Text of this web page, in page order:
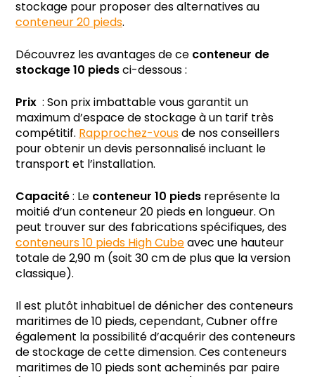
stockage pour proposer des alternatives au
conteneur 20 pieds.
Découvrez les avantages de ceconteneur de
stockage 10 piedsci-dessous :
Prix : Son prix imbattable vous garantit un
maximum d’espace de stockage à un tarif très
compétitif.Rapprochez-vousde nos conseillers
pour obtenir un devis personnalisé incluant le
transport et l’installation.
Capacité: Leconteneur 10 piedsreprésente la
moitié d’un conteneur 20 pieds en longueur. On
peut trouver sur des fabrications spécifiques, des
conteneurs 10 pieds High Cubeavec une hauteur
totale de 2,90 m (soit 30 cm de plus que la version
classique).
Il est plutôt inhabituel de dénicher des conteneurs
maritimes de 10 pieds, cependant, Cubner offre
également la possibilité d’acquérir des conteneurs
de stockage de cette dimension. Ces conteneurs
maritimes de 10 pieds sont acheminés par paire